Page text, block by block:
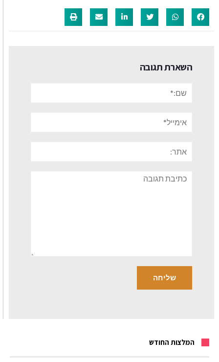
השארת תגובה
תגובה
המלצות החודש